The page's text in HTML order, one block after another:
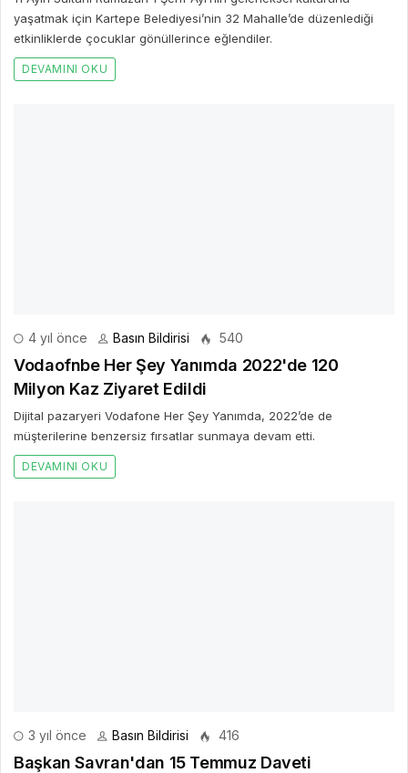
yaşatmak için Kartepe Belediyesi’nin 32 Mahalle’de düzenlediği
etkinliklerde çocuklar gönüllerince eğlendiler.
DEVAMINI OKU
4 yıl önce Basın Bildirisi 540
Vodaofnbe Her Şey Yanımda 2022'de 120
Milyon Kaz Ziyaret Edildi
Dijital pazaryeri Vodafone Her Şey Yanımda, 2022’de de
müşterilerine benzersiz fırsatlar sunmaya devam etti.
DEVAMINI OKU
3 yıl önce Basın Bildirisi 416
Başkan Savran'dan 15 Temmuz Daveti